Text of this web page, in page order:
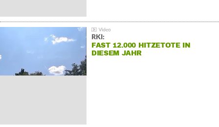
RKI:
FAST 12.000 HITZETOTE IN
DIESEM JAHR